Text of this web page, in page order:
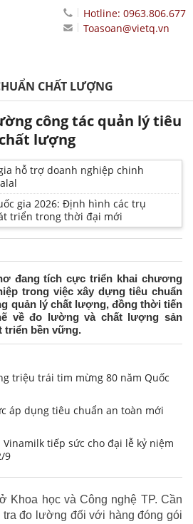
Hotline: 0963.806.677
Toasoan@vietq.vn
CHẤT LƯỢNG
công tác quản lý tiêu
lượng
hỗ trợ doanh nghiệp chinh
gia 2026: Định hình các trụ
triển trong thời đại mới
đang tích cực triển khai chương
trong việc xây dựng tiêu chuẩn
quản lý chất lượng, đồng thời tiến
về đo lường và chất lượng sản
triển bền vững.
triệu trái tim mừng 80 năm Quốc
áp dụng tiêu chuẩn an toàn mới
tiếp sức cho đại lễ kỷ niệm
9
Khoa học và Công nghệ TP. Cần
đo lường đối với hàng đóng gói